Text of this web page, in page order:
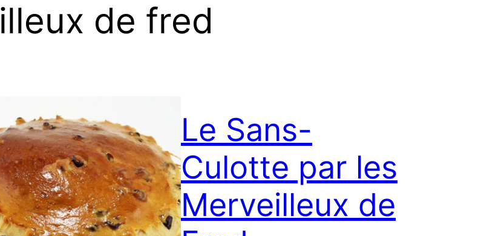
de fred
Le Sans-
Culotte par les
Merveilleux de